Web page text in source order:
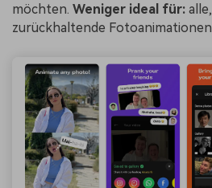
möchten. Weniger ideal für:
zurückhaltende